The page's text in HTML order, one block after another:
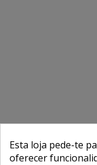
Esta loja pede-te
oferecer